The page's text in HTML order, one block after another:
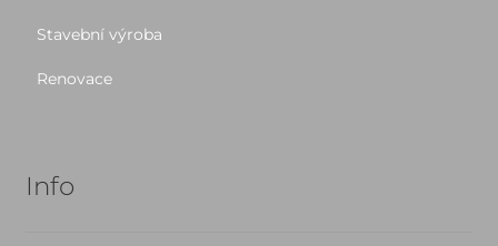
Stavební výroba
Renovace
Info